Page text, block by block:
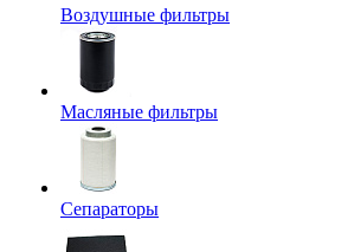
Воздушные фильтры
Масляные фильтры
Сепараторы